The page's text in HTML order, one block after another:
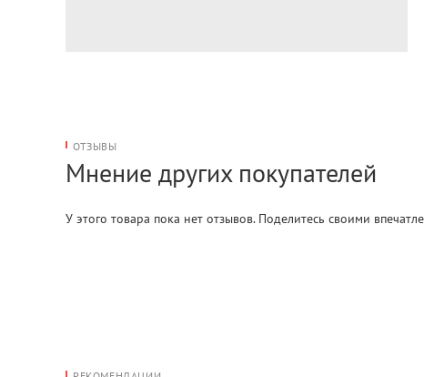
ОТЗЫВЫ
Мнение других покупателей
У этого товара пока нет отзывов. Поделитесь своими